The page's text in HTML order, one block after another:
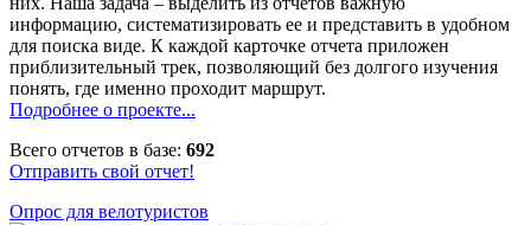
информацию, систематизировать ее и представить в удобном
для поиска виде. К каждой карточке отчета приложен
приблизительный трек, позволяющий без долгого изучения
понять, где именно проходит маршрут.
Подробнее о проекте...
Всего отчетов в базе: 692
Отправить свой отчет!
Опрос для велотуристов